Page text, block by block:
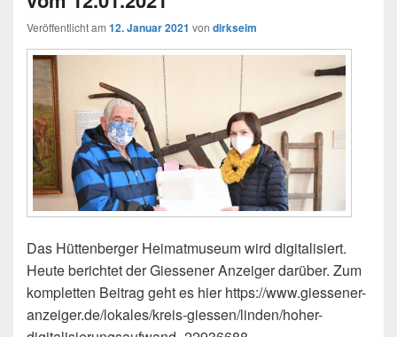
Veröffentlicht am 12. Januar 2021 von dirkseim
Das Hüttenberger Heimatmuseum wird digitalisiert.
Heute berichtet der Giessener Anzeiger darüber. Zum
kompletten Beitrag geht es hier https://www.giessener-
anzeiger.de/lokales/kreis-giessen/linden/hoher-